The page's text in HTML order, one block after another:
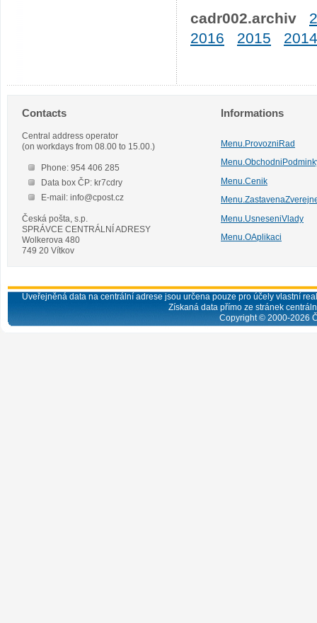
cadr002.archiv
2016
2015 2014
Contacts
Central address operator
(on workdays from 08.00 to 15.00.)
Phone: 954 406 285
Data box ČP: kr7cdry
E-mail: info@cpost.cz
Česká pošta, s.p.
SPRÁVCE CENTRÁLNÍ ADRESY
Wolkerova 480
749 20 Vítkov
Informations
Menu.ProvozniRad
Menu.Cenik
Menu.UsneseniVlady
Menu.OAplikaci
Uveřejněná data na centrální adrese jsou určena pouze pro účely vlastní
Získaná data přímo ze stránek
Copyright © 2000-2026